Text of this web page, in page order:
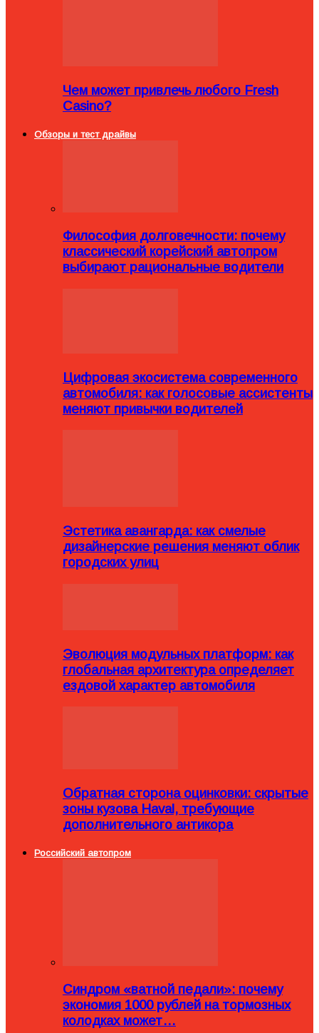
Чем может привлечь любого Fresh
Casino?
Обзоры и тест драйвы
Философия долговечности: почему
классический корейский автопром
выбирают рациональные водители
Цифровая экосистема современного
автомобиля: как голосовые ассистенты
меняют привычки водителей
Эстетика авангарда: как смелые
дизайнерские решения меняют облик
городских улиц
Эволюция модульных платформ: как
глобальная архитектура определяет
ездовой характер автомобиля
Обратная сторона оцинковки: скрытые
зоны кузова Haval, требующие
дополнительного антикора
Российский автопром
Синдром «ватной педали»: почему
экономия 1000 рублей на тормозных
колодках может…